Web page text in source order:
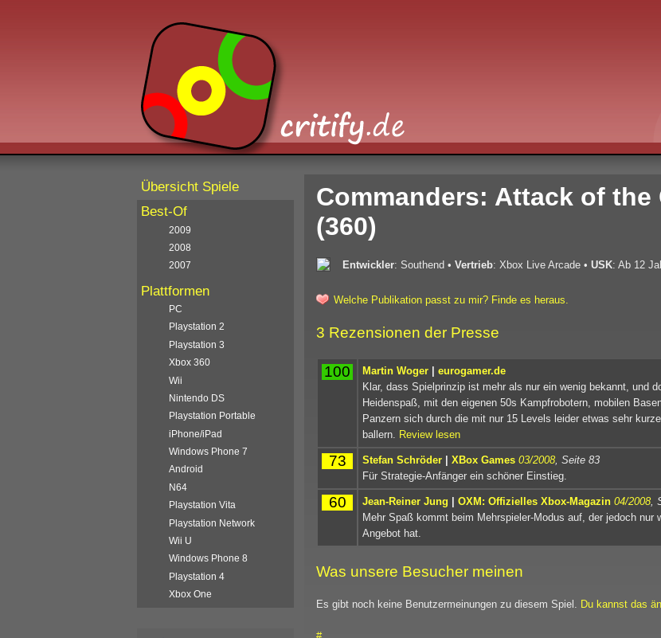
Commanders: Attack of the
(360)
Entwickler: Southend • Vertrieb: Xbox Live Arcade • USK: Ab 12
Welche Publikation passt zu mir? Finde es heraus.
3 Rezensionen der Presse
100 Martin Woger | eurogamer.de
Klar, dass Spielprinzip ist mehr als nur ein wenig bekannt, und
Heidenspaß, mit den eigenen 50s Kampfrobotern, mobilen
Panzern sich durch die mit nur 15 Levels leider etwas sehr
ballern. Review lesen
73 Stefan Schröder | XBox Games 03/2008 , Seite 83
Für Strategie-Anfänger ein schöner Einstieg.
60 Jean-Reiner Jung | OXM: Offizielles Xbox-Magazin 04/2008 ,
Mehr Spaß kommt beim Mehrspieler-Modus auf, der jedoch nur
Angebot hat.
Was unsere Besucher meinen
Es gibt noch keine Benutzermeinungen zu diesem Spiel. Du kannst das
Übersicht Spiele
Best-Of
2009
2008
2007
Plattformen
PC
Playstation 2
Playstation 3
Xbox 360
Wii
Nintendo DS
Playstation Portable
iPhone/iPad
Windows Phone 7
Android
N64
Playstation Vita
Playstation Network
Wii U
Windows Phone 8
Playstation 4
Xbox One